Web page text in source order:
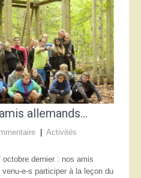
allemands…
Activités
dernier : nos amis
e-s participer à la leçon du